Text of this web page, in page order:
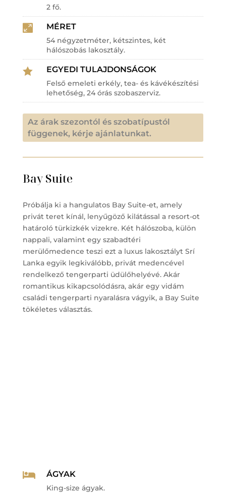
2 fő.
 MÉRET
54 négyzetméter, kétszintes, két
hálószobás lakosztály.
 EGYEDI TULAJDONSÁGOK
Felső emeleti erkély, tea- és kávékészítési
lehetőség, 24 órás szobaszerviz.
Az árak szezontól és szobatípustól
függenek, kérje ajánlatunkat.
Bay Suite
Próbálja ki a hangulatos Bay Suite-et, amely
privát teret kínál, lenyűgöző kilátással a resort-ot
határoló türkizkék vizekre. Két hálószoba, külön
nappali, valamint egy szabadtéri
merülőmedence teszi ezt a luxus lakosztályt Srí
Lanka egyik legkiválóbb, privát medencével
rendelkező tengerparti üdülőhelyévé. Akár
romantikus kikapcsolódásra, akár egy vidám
családi tengerparti nyaralásra vágyik, a Bay Suite
tökéletes választás.
 ÁGYAK
King-size ágyak.